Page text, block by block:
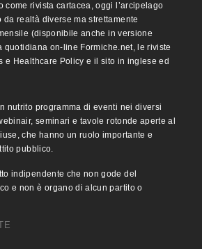
come rivista cartacea, oggi l’arcipelago
da realtà diverse ma strettamente
(disponibile anche in versione
quotidiana on-line Formiche.net, le riviste
e Healthcare Policy e il sito in inglese ed
nutrito programma di eventi nei diversi
seminari e tavole rotonde aperte al
che hanno un ruolo importante e
pubblico.
indipendente che non gode del
e non è organo di alcun partito o